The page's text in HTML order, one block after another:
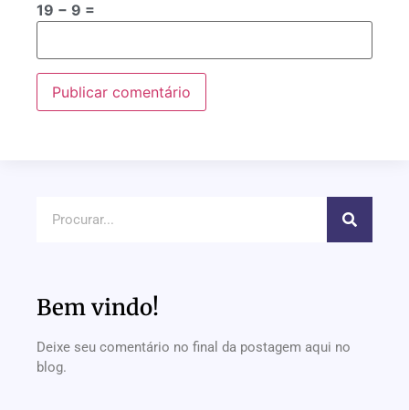
19 − 9 =
Bem vindo!
Deixe seu comentário no final da postagem aqui no
blog.